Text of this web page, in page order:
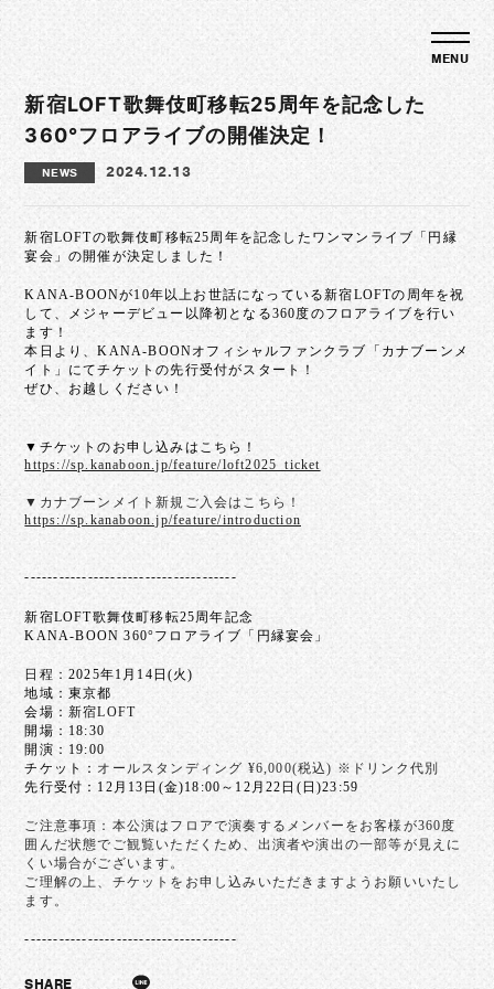
新宿LOFT歌舞伎町移転25周年を記念した
360°フロアライブの開催決定！
NEWS 2024.12.13
新宿LOFTの歌舞伎町移転25周年を記念したワンマンライブ「円縁
宴会」の開催が決定しました！
KANA-BOONが10年以上お世話になっている新宿LOFTの周年を祝
して、メジャーデビュー以降初となる360度のフロアライブを行い
ます！
本日より、KANA-BOONオフィシャルファンクラブ「カナブーンメ
イト」にてチケットの先行受付がスタート！
ぜひ、お越しください！
▼チケットのお申し込みはこちら！
https://sp.kanaboon.jp/feature/loft2025_ticket
▼カナブーンメイト新規ご入会はこちら！
https://sp.kanaboon.jp/feature/introduction
-------------------------------------
新宿LOFT歌舞伎町移転25周年記念
KANA-BOON 360°フロアライブ「円縁宴会」
日程： 2025年1月14日(火)
地域：東京都
会場： 新宿LOFT
開場：18:30
開演：19:00
チケット： オールスタンディング ¥6,000(税込) ※ドリンク代別
先行受付：12月13日(金)18:00～12月22日(日)23:59
ご注意事項：本公演はフロアで演奏するメンバーをお客様が360度
囲んだ状態でご観覧いただくため、出演者や演出の一部等が見えに
くい場合がございます。
ご理解の上、チケットをお申し込みいただきますようお願いいたし
ます。
-------------------------------------
SHARE